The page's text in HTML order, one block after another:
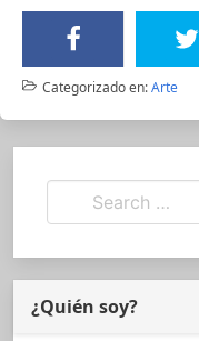
Categorizado en:Arte
¿Quién soy?